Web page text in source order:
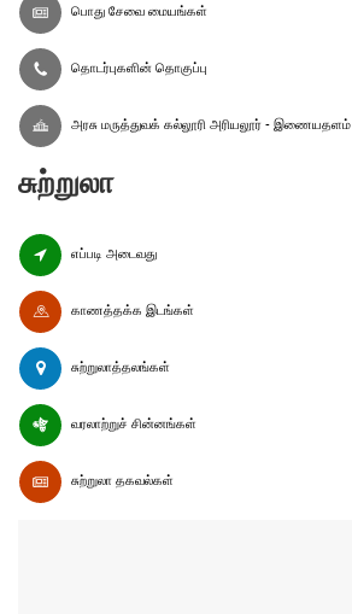
பொது சேவை மையங்கள்
தொடர்புகளின் தொகுப்பு
அரசு மருத்துவக் கல்லூரி அரியலூர் - இணையதளம்
சுற்றுலா
எப்படி அடைவது
காணத்தக்க இடங்கள்
சுற்றுலாத்தலங்கள்
வரலாற்றுச் சின்னங்கள்
சுற்றுலா தகவல்கள்